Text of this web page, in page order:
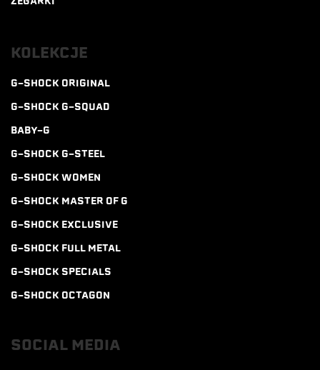
KOLEKCJE
G-SHOCK ORIGINAL
G-SHOCK G-SQUAD
BABY-G
G-SHOCK G-STEEL
G-SHOCK WOMEN
G-SHOCK MASTER OF G
G-SHOCK EXCLUSIVE
G-SHOCK FULL METAL
G-SHOCK SPECIALS
G-SHOCK OCTAGON
SOCIAL MEDIA